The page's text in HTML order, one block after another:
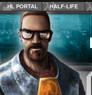
HL PORTAL HALF-LIFE